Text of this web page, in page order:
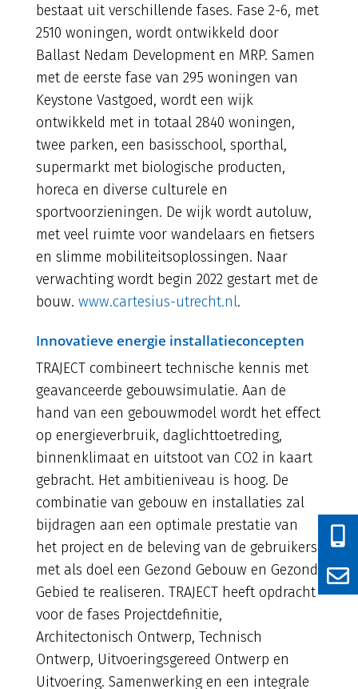
bestaat uit verschillende fases. Fase 2-6, met
2510 woningen, wordt ontwikkeld door
Ballast Nedam Development en MRP. Samen
met de eerste fase van 295 woningen van
Keystone Vastgoed, wordt een wijk
ontwikkeld met in totaal 2840 woningen,
twee parken, een basisschool, sporthal,
supermarkt met biologische producten,
horeca en diverse culturele en
sportvoorzieningen. De wijk wordt autoluw,
met veel ruimte voor wandelaars en fietsers
en slimme mobiliteitsoplossingen. Naar
verwachting wordt begin 2022 gestart met de
bouw. www.cartesius-utrecht.nl.
Innovatieve energie installatieconcepten
TRAJECT combineert technische kennis met
geavanceerde gebouwsimulatie. Aan de
hand van een gebouwmodel wordt het effect
op energieverbruik, daglichttoetreding,
binnenklimaat en uitstoot van CO2 in kaart
gebracht. Het ambitieniveau is hoog. De
combinatie van gebouw en installaties zal
bijdragen aan een optimale prestatie van
het project en de beleving van de gebruikers
met als doel een Gezond Gebouw en Gezond
Gebied te realiseren. TRAJECT heeft opdracht
voor de fases Projectdefinitie,
Architectonisch Ontwerp, Technisch
Ontwerp, Uitvoeringsgereed Ontwerp en
Uitvoering. Samenwerking en een integrale